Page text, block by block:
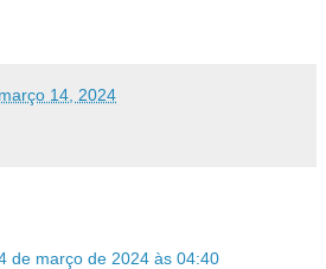
março 14, 2024
de março de 2024 às 04:40